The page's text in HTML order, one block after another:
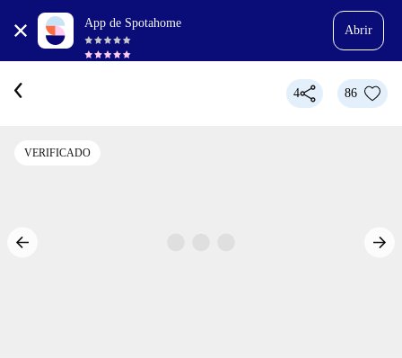
App de Spotahome
Abrir
4 86
VERIFICADO